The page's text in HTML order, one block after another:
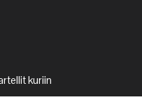
kuriin